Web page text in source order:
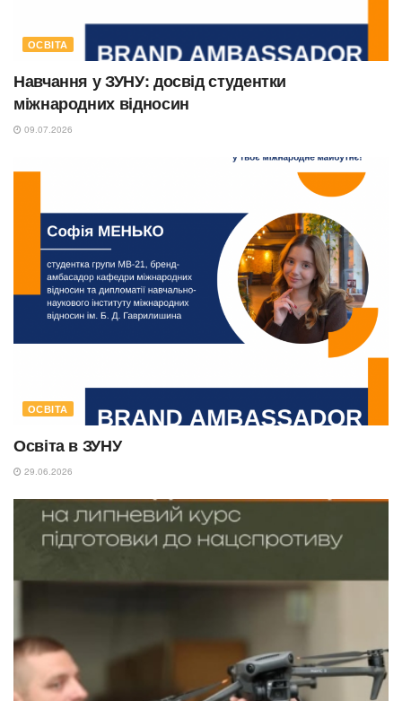
ОСВІТА
Навчання у ЗУНУ: досвід студентки
міжнародних відносин
09.07.2026
ОСВІТА
Освіта в ЗУНУ
29.06.2026